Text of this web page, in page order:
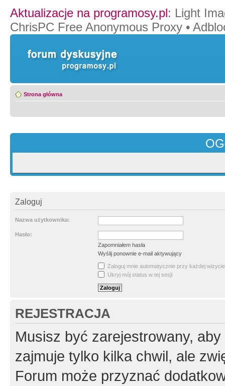
Aktualizacje na programosy.pl: Light
ChrisPC Free Anonymous Proxy •
Strona główna
Zaloguj
Nazwa użytkownika:
Hasło:
Zapomniałem hasła
Wyślij ponownie e-mail aktywujący
Zaloguj mnie automatycznie przy każdej wizycie
Ukryj mój status w tej sesji
REJESTRACJA
Musisz być zarejestrowany,
zajmuje tylko kilka chwil, ale
Forum może przyznać